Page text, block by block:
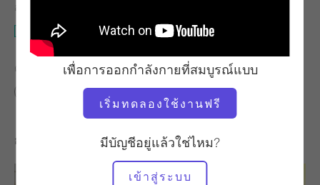
เพื่อการออกกำลังกายที่สมบูรณ์แบบ
เริ่มทดลองใช้งานฟรี
มีบัญชีอยู่แล้วใช่ไหม?
เข้าสู่ระบบ
อุปกรณ์ที่ต้องใช้
ค้นหาชั้นเรียนที่คล้ายคลึงกันสำหรับ
20 - 30 นาที เสื่อ
การออกกำลังกายอื่น ๆ ที่คุณอาจชอบ